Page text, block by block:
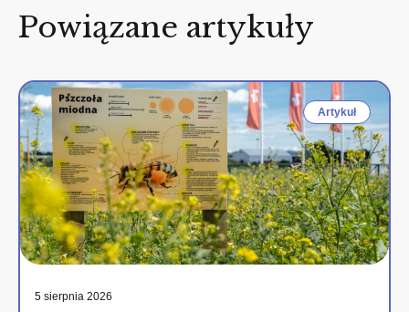
Powiązane artykuły
Artykuł
5 sierpnia 2026